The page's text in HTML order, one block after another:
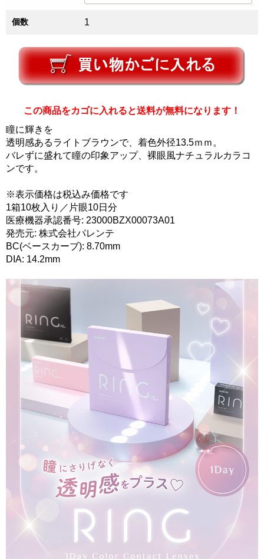
個数 1
この商品をカゴに入れると送料が無料になります！
瞳に輝きを
透明感あるライトブラウンで、着色外径13.5ｍｍ。
バレずに盛れて瞳の印象アップ、裸眼風ナチュラルカラコ
ンです。
※表示価格は税込み価格です
1箱10枚入り／片眼10日分
医療機器承認番号: 23000BZX00073A01
発売元: 株式会社パレンテ
BC(ベースカーブ): 8.70mm
DIA: 14.2mm